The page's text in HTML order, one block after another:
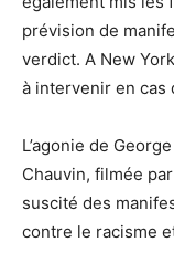
prévision de
verdict. A New
à intervenir en cas
L’agonie de
Chauvin, filmée
suscité des
contre le racisme